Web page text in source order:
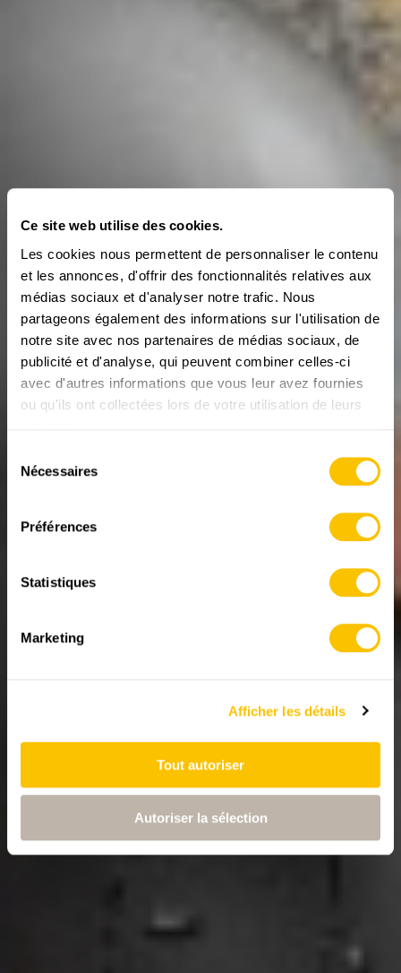
Ce site web utilise des cookies.
Les cookies nous permettent de personnaliser le contenu
et les annonces, d'offrir des fonctionnalités relatives aux
médias sociaux et d'analyser notre trafic. Nous
partageons également des informations sur l'utilisation de
notre site avec nos partenaires de médias sociaux, de
publicité et d'analyse, qui peuvent combiner celles-ci
avec d'autres informations que vous leur avez fournies
ou qu'ils ont collectées lors de votre utilisation de leurs
Nécessaires
Préférences
Statistiques
Marketing
Afficher les détails
Tout autoriser
Autoriser la sélection
Nouveau produit dans notre boutique en ligne